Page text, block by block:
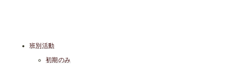
班別活動
初期のみ